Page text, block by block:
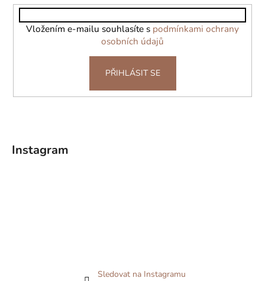
Vložením e-mailu souhlasíte s podmínkami ochrany
osobních údajů
PŘIHLÁSIT SE
Instagram
Sledovat na Instagramu